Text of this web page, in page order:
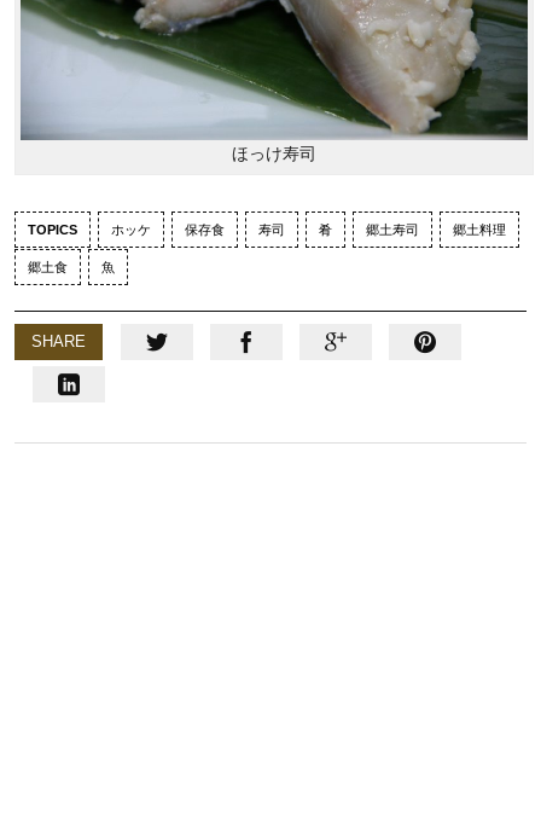
ほっけ寿司
TOPICS ホッケ 保存食 寿司 肴 郷土寿司 郷土料理
郷土食 魚
SHARE